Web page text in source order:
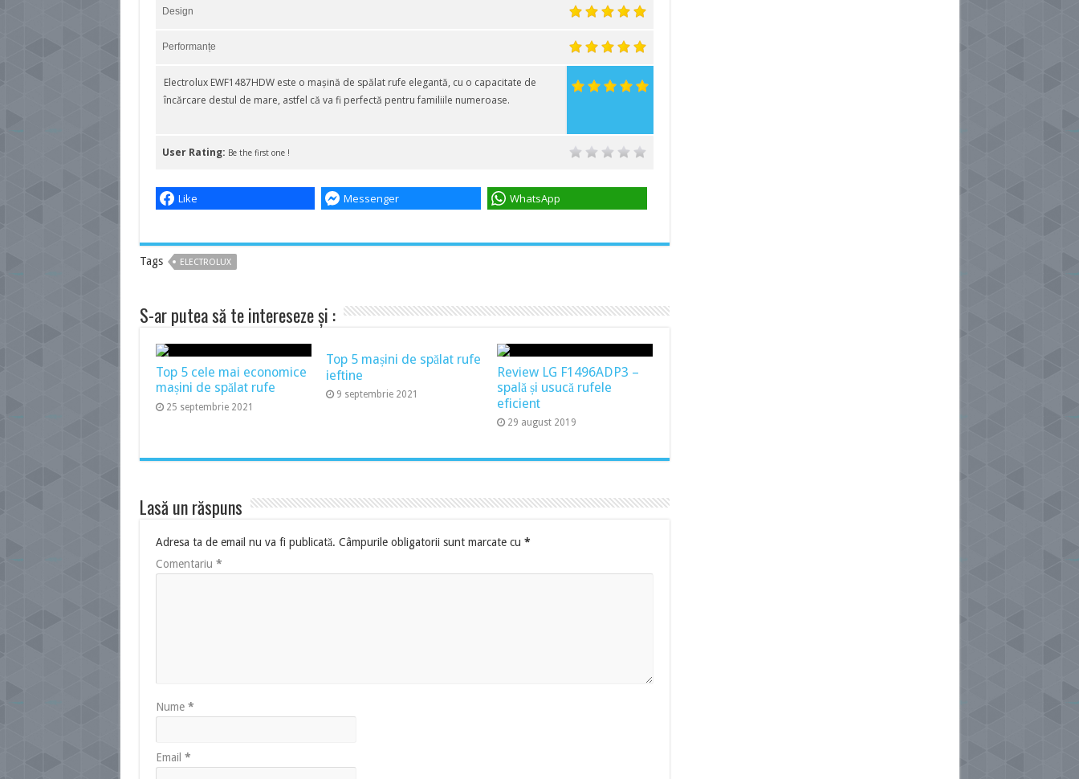
Design
Performanțe
Electrolux EWF1487HDW este o mașină de spălat rufe elegantă, cu o capacitate de
încărcare destul de mare, astfel că va fi perfectă pentru familiile numeroase.
User Rating: Be the first one !
Like Messenger WhatsApp
Tags ELECTROLUX
S-ar putea să te intereseze și :
Top 5 cele mai economice
mașini de spălat rufe
25 septembrie 2021
Top 5 mașini de spălat rufe
ieftine
9 septembrie 2021
Review LG F1496ADP3 –
spală și usucă rufele
eficient
29 august 2019
Lasă un răspuns
Adresa ta de email nu va fi publicată. Câmpurile obligatorii sunt marcate cu *
Comentariu *
Nume *
Email *